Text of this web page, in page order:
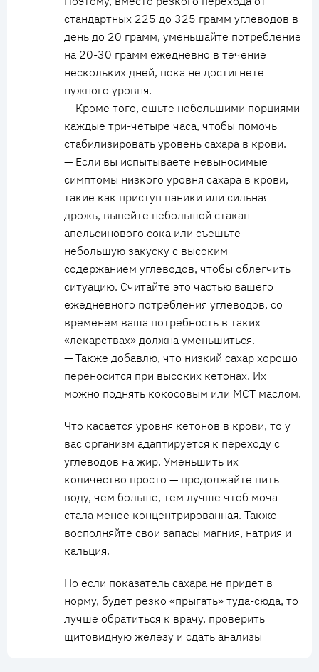
стандартных 225 до 325 грамм углеводов в
день до 20 грамм, уменьшайте потребление
на 20-30 грамм ежедневно в течение
нескольких дней, пока не достигнете
нужного уровня.
— Кроме того, ешьте небольшими порциями
каждые три-четыре часа, чтобы помочь
стабилизировать уровень сахара в крови.
— Если вы испытываете невыносимые
симптомы низкого уровня сахара в крови,
такие как приступ паники или сильная
дрожь, выпейте небольшой стакан
апельсинового сока или съешьте
небольшую закуску с высоким
содержанием углеводов, чтобы облегчить
ситуацию. Считайте это частью вашего
ежедневного потребления углеводов, со
временем ваша потребность в таких
«лекарствах» должна уменьшиться.
— Также добавлю, что низкий сахар хорошо
переносится при высоких кетонах. Их
можно поднять кокосовым или MCT маслом.
Что касается уровня кетонов в крови, то у
вас организм адаптируется к переходу с
углеводов на жир. Уменьшить их
количество просто — продолжайте пить
воду, чем больше, тем лучше чтоб моча
стала менее концентрированная. Также
восполняйте свои запасы магния, натрия и
кальция.
Но если показатель сахара не придет в
норму, будет резко «прыгать» туда-сюда, то
лучше обратиться к врачу, проверить
щитовидную железу и сдать анализы